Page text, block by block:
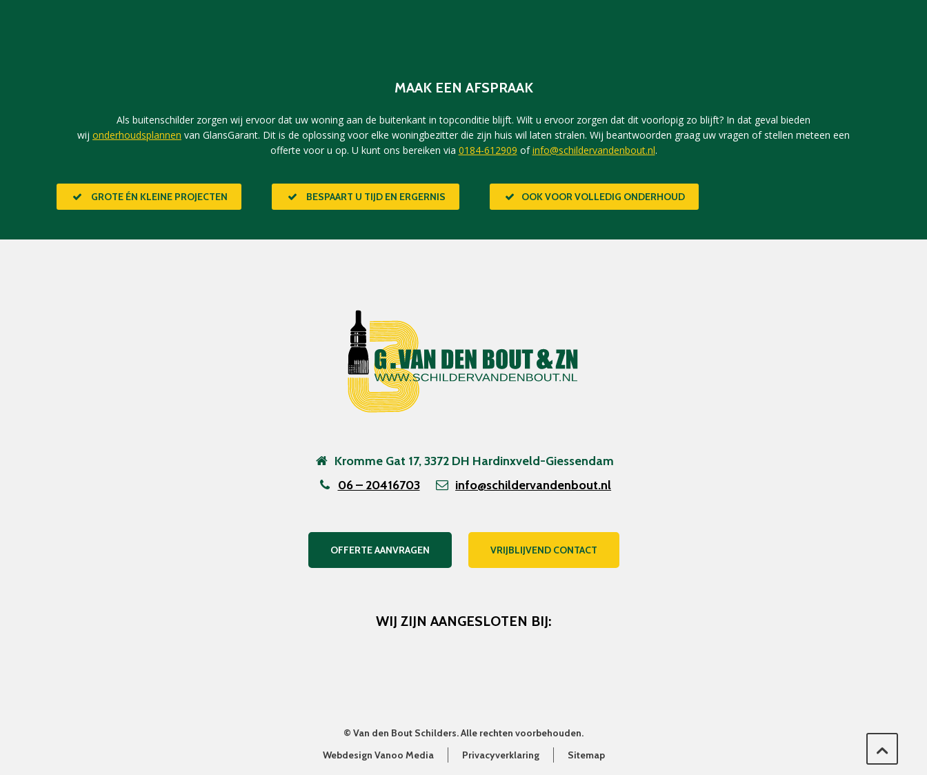
MAAK EEN AFSPRAAK
Als buitenschilder zorgen wij ervoor dat uw woning aan de buitenkant in topconditie blijft. Wilt u ervoor zorgen dat dit voorlopig zo blijft? In dat geval bieden
wij onderhoudsplannen van GlansGarant. Dit is de oplossing voor elke woningbezitter die zijn huis wil laten stralen. Wij beantwoorden graag uw vragen of stellen meteen een
offerte voor u op. U kunt ons bereiken via 0184-612909 ofinfo@schildervandenbout.nl.
GROTE ÉN KLEINE PROJECTEN BESPAART U TIJD EN ERGERNIS OOK VOOR VOLLEDIG ONDERHOUD
Kromme Gat 17, 3372 DH Hardinxveld-Giessendam
06 – 20416703
info@schildervandenbout.nl
OFFERTE AANVRAGEN VRIJBLIJVEND CONTACT
WIJ ZIJN AANGESLOTEN BIJ:
© Van den Bout Schilders. Alle rechten voorbehouden.
Webdesign Vanoo Media
Privacyverklaring Sitemap